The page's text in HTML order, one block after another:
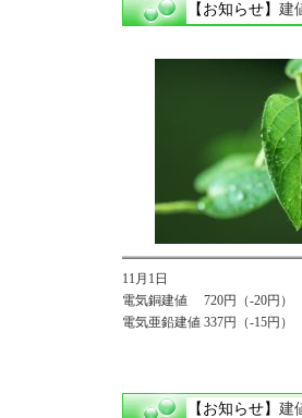
【お知らせ】 建
11月1日
電気銅建値 720円（-20円）
電気亜鉛建値 337円（-15円）
【お知らせ】 建